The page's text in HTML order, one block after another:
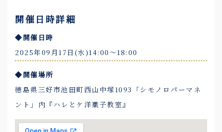
開催日時詳細
◆開催日時
2025年09月17日(水)14:00〜18:00
◆開催場所
徳島県三好市池田町西山中塚1093「シモノロパーマネ
ント」内『ハレとケ洋菓子教室』